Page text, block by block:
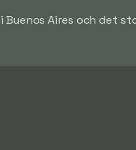
Aires och det